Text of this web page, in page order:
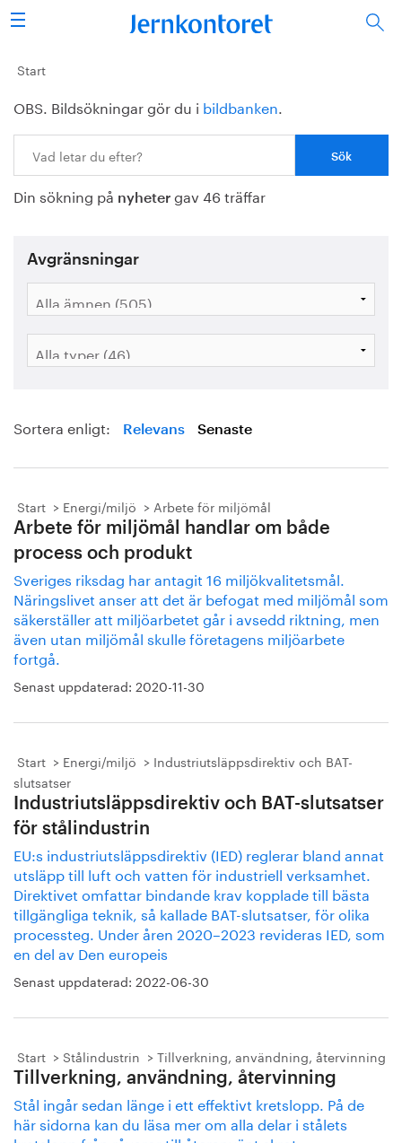
Sök
Stålindustrin
Vision 2050
Forskning/utbildning
Energi/miljö
Vi tycker
Bildbank
Start
OBS. Bildsökningar gör du i bildbanken.
Din sökning på nyheter gav 46 träffar
Avgränsningar
Sortera enligt: Relevans Senaste
Start Energi/miljö Arbete för miljömål
Arbete för miljömål handlar om både
process och produkt
Sveriges riksdag har antagit 16 miljökvalitetsmål.
Näringslivet anser att det är befogat med miljömål som
säkerställer att miljöarbetet går i avsedd riktning, men
även utan miljömål skulle företagens miljöarbete
fortgå.
Senast uppdaterad: 2020-11-30
Start Energi/miljö
Industriutsläppsdirektiv och BAT-
slutsatser
Industriutsläppsdirektiv och BAT-slutsatser
för stålindustrin
EU:s industriutsläppsdirektiv (IED) reglerar bland annat
utsläpp till luft och vatten för industriell verksamhet.
Direktivet omfattar bindande krav kopplade till bästa
tillgängliga teknik, så kallade BAT-slutsatser, för olika
processteg. Under åren 2020–2023 revideras IED, som
en del av Den europeis
Senast uppdaterad: 2022-06-30
Start Stålindustrin Tillverkning, användning, återvinning
Tillverkning, användning, återvinning
Stål ingår sedan länge i ett effektivt kretslopp. På de
här sidorna kan du läsa mer om alla delar i stålets